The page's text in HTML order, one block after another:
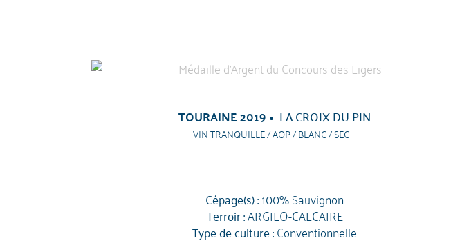
TOURAINE 2019 LA CROIX DU PIN
VIN TRANQUILLE / AOP / BLANC / SEC
Cépage(s) :100% Sauvignon
Terroir :ARGILO-CALCAIRE
Type de culture :Conventionnelle